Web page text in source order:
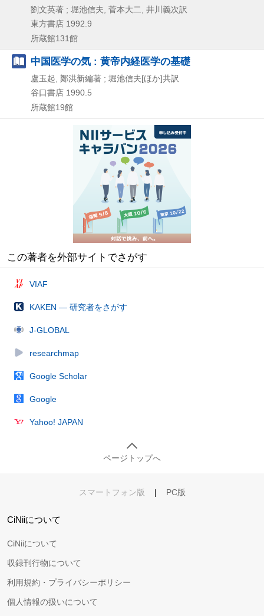
劉文英著 ; 堀池信夫, 菅本大二, 井川義次訳
東方書店 1992.9
所蔵館131館
中国医学の気 : 黄帝内経医学の基礎
盧玉起, 鄭洪新編著 ; 堀池信夫[ほか]共訳
谷口書店 1990.5
所蔵館19館
この著者を外部サイトでさがす
VIAF
KAKEN — 研究者をさがす
J-GLOBAL
researchmap
Google Scholar
Google
Yahoo! JAPAN
ページトップへ
スマートフォン版 | PC版
CiNiiについて
CiNiiについて
収録刊行物について
利用規約・プライバシーポリシー
個人情報の扱いについて